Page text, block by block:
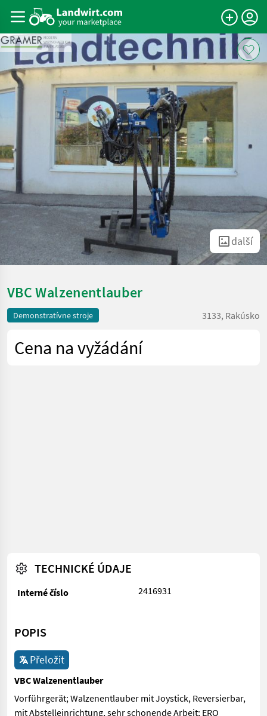
další
VBC Walzenentlauber
Demonstratívne stroje 3133, Rakúsko
Cena na vyžádání
TECHNICKÉ ÚDAJE
Interné číslo 2416931
POPIS
Přeložit
VBC Walzenentlauber
Vorführgerät; Walzenentlauber mit Joystick, Reversierbar,
mit Abstelleinrichtung, sehr schonende Arbeit; ERO